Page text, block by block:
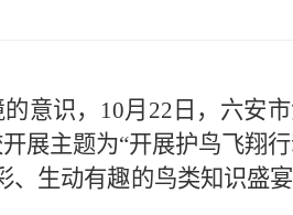
意识， 10月22日，六安
展主题为“开展护鸟飞翔
、生动有趣的鸟类知识盛